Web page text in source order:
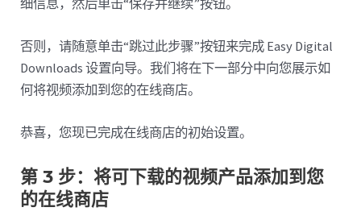
否则，请随意单击“跳过此步骤”按钮来完成 Easy Digital
Downloads 设置向导。我们将在下一部分中向您展示如
何将视频添加到您的在线商店。
恭喜，您现已完成在线商店的初始设置。
第 3 步：将可下载的视频产品添加到您
的在线商店